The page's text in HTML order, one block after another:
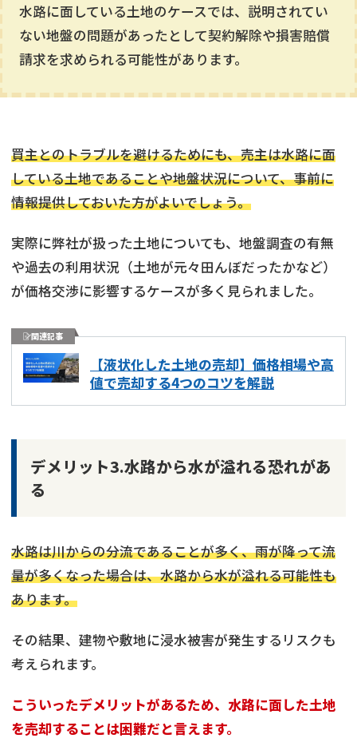
水路に面している土地のケースでは、説明されてい
ない地盤の問題があったとして契約解除や損害賠償
請求を求められる可能性があります。
買主とのトラブルを避けるためにも、売主は水路に面
している土地であることや地盤状況について、事前に
情報提供しておいた方がよいでしょう。
実際に弊社が扱った土地についても、地盤調査の有無
や過去の利用状況（土地が元々田んぼだったかなど）
が価格交渉に影響するケースが多く見られました。
関連記事
【液状化した土地の売却】価格相場や高
値で売却する4つのコツを解説
デメリット3.水路から水が溢れる恐れがあ
る
水路は川からの分流であることが多く、雨が降って流
量が多くなった場合は、水路から水が溢れる可能性も
あります。
その結果、建物や敷地に浸水被害が発生するリスクも
考えられます。
こういったデメリットがあるため、水路に面した土地
を売却することは困難だと言えます。